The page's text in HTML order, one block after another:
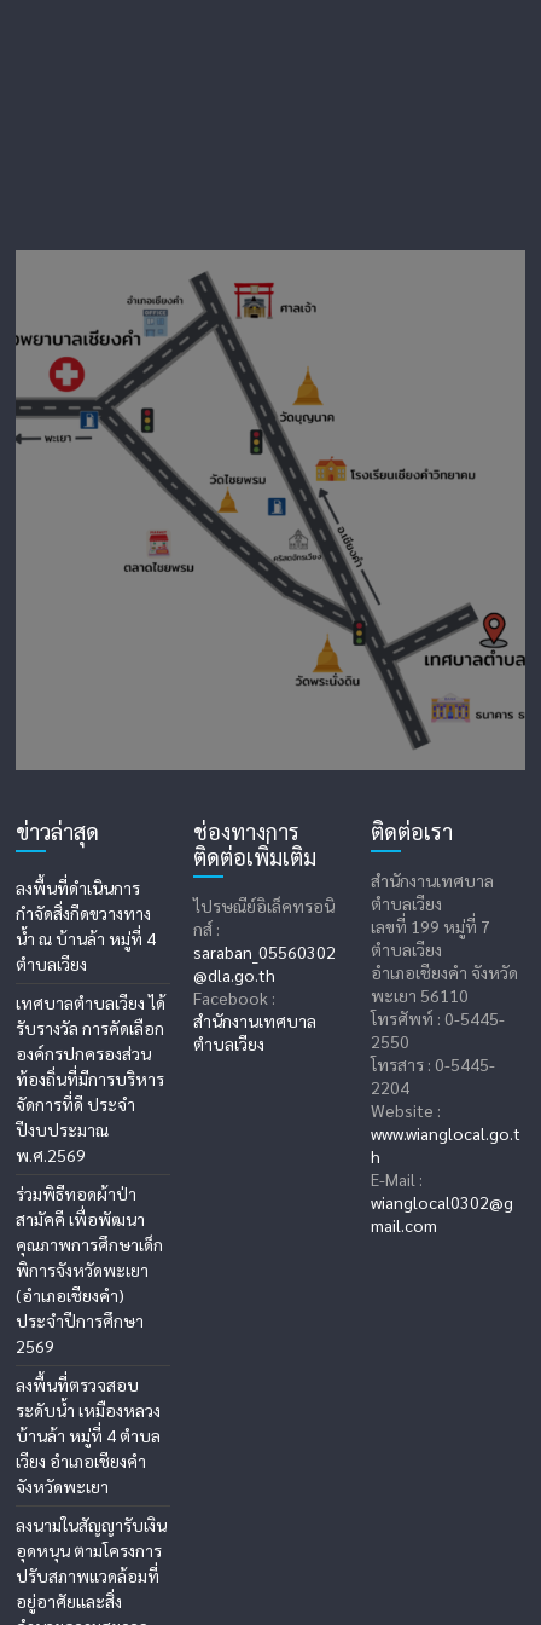
ข่าวล่าสุด
ลงพื้นที่ดำเนินการ
กำจัดสิ่งกีดขวางทาง
น้ำ ณ บ้านล้า หมู่ที่ 4
ตำบลเวียง
เทศบาลตำบลเวียง ได้
รับรางวัล การคัดเลือก
องค์กรปกครองส่วน
ท้องถิ่นที่มีการบริหาร
จัดการที่ดี ประจำ
ปีงบประมาณ
พ.ศ.2569
ร่วมพิธีทอดผ้าป่า
สามัคคี เพื่อพัฒนา
คุณภาพการศึกษาเด็ก
พิการจังหวัดพะเยา
(อำเภอเชียงคำ)
ประจำปีการศึกษา
2569
ลงพื้นที่ตรวจสอบ
ระดับน้ำ เหมืองหลวง
บ้านล้า หมู่ที่ 4 ตำบล
เวียง อำเภอเชียงคำ
จังหวัดพะเยา
ลงนามในสัญญารับเงิน
อุดหนุน ตามโครงการ
ปรับสภาพแวดล้อมที่
อยู่อาศัยและสิ่ง
ช่องทางการ
ติดต่อเพิ่มเติม
ไปรษณีย์อิเล็คทรอนิ
กส์ :
saraban_05560302
@dla.go.th
Facebook :
สำนักงานเทศบาล
ตำบลเวียง
ติดต่อเรา
สำนักงานเทศบาล
ตำบลเวียง
เลขที่ 199 หมู่ที่ 7
ตำบลเวียง
อำเภอเชียงคำ จังหวัด
พะเยา 56110
โทรศัพท์ : 0-5445-
2550
โทรสาร : 0-5445-
2204
Website :
www.wianglocal.go.t
h
E-Mail :
wianglocal0302@g
mail.com